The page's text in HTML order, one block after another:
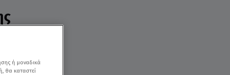
ή μοναδικά
θα καταστεί